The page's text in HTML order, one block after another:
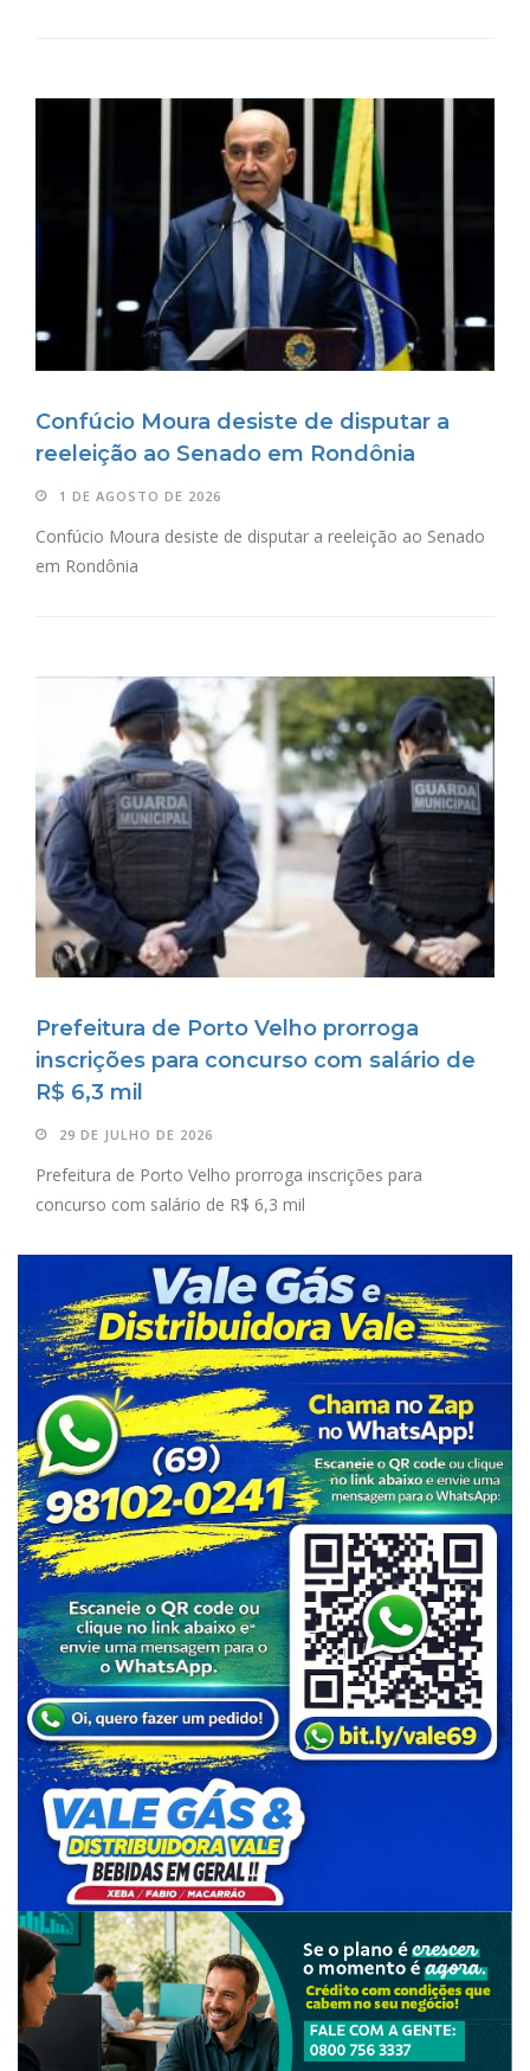
Confúcio Moura desiste de disputar a
reeleição ao Senado em Rondônia
1 DE AGOSTO DE 2026
Confúcio Moura desiste de disputar a reeleição ao Senado
em Rondônia
Prefeitura de Porto Velho prorroga
inscrições para concurso com salário de
R$ 6,3 mil
29 DE JULHO DE 2026
Prefeitura de Porto Velho prorroga inscrições para
concurso com salário de R$ 6,3 mil